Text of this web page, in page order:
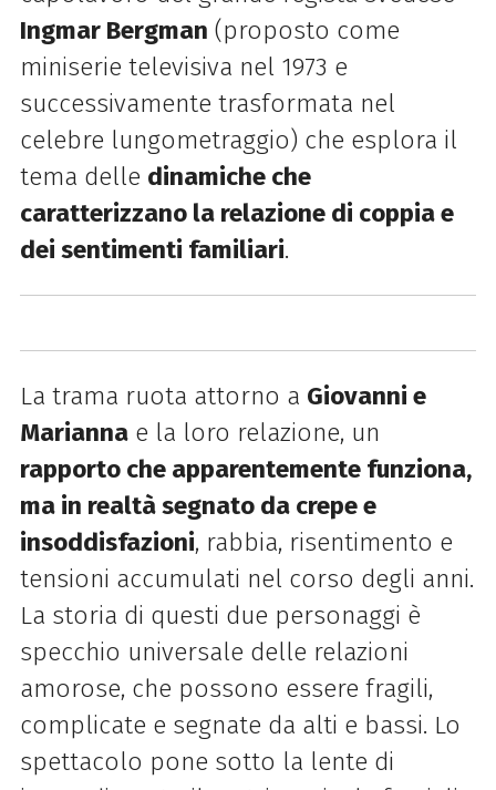
Ingmar Bergman (proposto come
miniserie televisiva nel 1973 e
successivamente trasformata nel
celebre lungometraggio) che esplora il
tema delle dinamiche che
caratterizzano la relazione di coppia e
dei sentimenti familiari.
La trama ruota attorno a Giovanni e
Mariannae la loro relazione, un
rapporto che apparentemente funziona,
ma in realtà segnato da crepe e
insoddisfazioni, rabbia, risentimento e
tensioni accumulati nel corso degli anni.
La storia di questi due personaggi è
specchio universale delle relazioni
amorose, che possono essere fragili,
complicate e segnate da alti e bassi. Lo
spettacolo pone sotto la lente di